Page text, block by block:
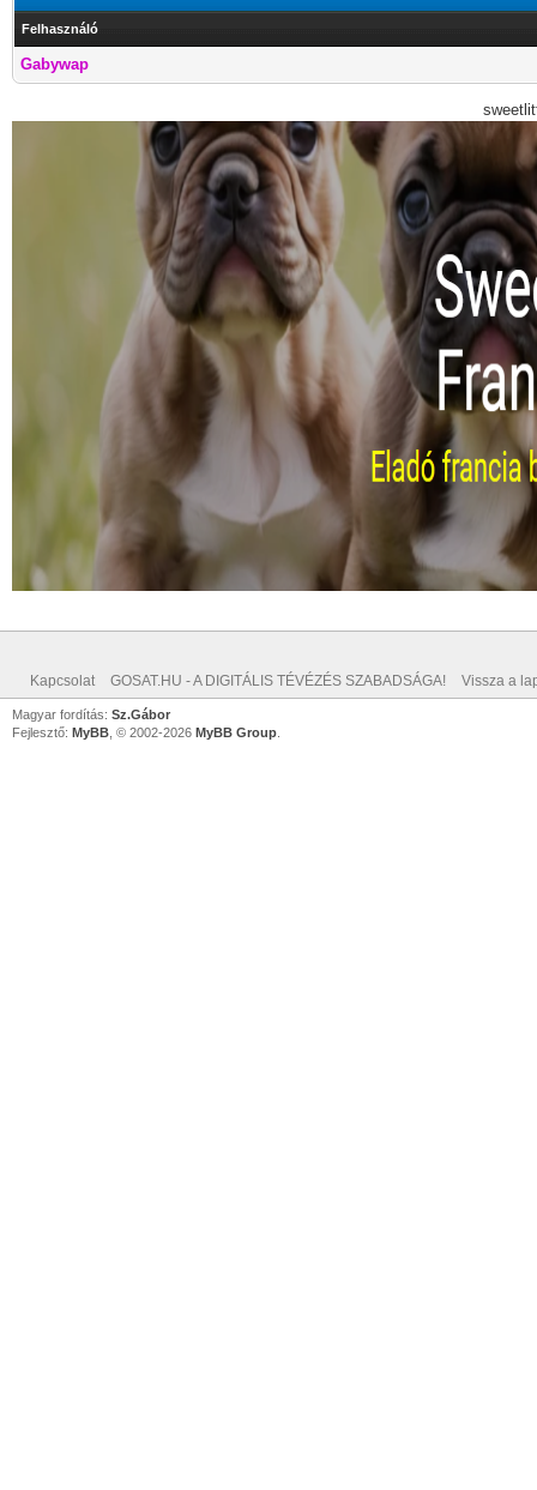
Felhasználó
Gabywap
Kapcsolat GOSAT.HU - A DIGITÁLIS TÉVÉZÉS SZABADSÁGA! Vissza a
Magyar fordítás: Sz.Gábor
Fejlesztő: MyBB , © 2002-2026 MyBB Group